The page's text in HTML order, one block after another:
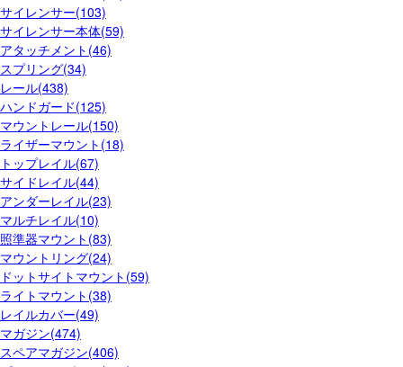
サイレンサー(103)
サイレンサー本体(59)
アタッチメント(46)
スプリング(34)
レール(438)
ハンドガード(125)
マウントレール(150)
ライザーマウント(18)
トップレイル(67)
サイドレイル(44)
アンダーレイル(23)
マルチレイル(10)
照準器マウント(83)
マウントリング(24)
ドットサイトマウント(59)
ライトマウント(38)
レイルカバー(49)
マガジン(474)
スペアマガジン(406)